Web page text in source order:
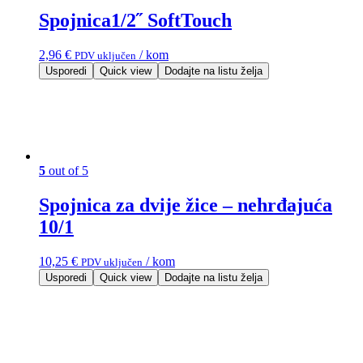
Spojnica1/2˝ SoftTouch
2,96 € PDV uključen / kom
Usporedi Quick view Dodajte na listu želja
5 out of 5
Spojnica za dvije žice – nehrđajuća
10/1
10,25 € PDV uključen / kom
Usporedi Quick view Dodajte na listu želja